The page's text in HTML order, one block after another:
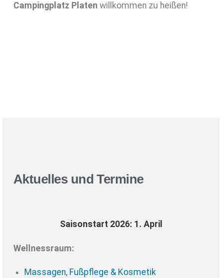
Campingplatz Platen willkommen zu heißen!
Aktuelles und Termine
Saisonstart 2026: 1. April
Wellnessraum:
Massagen, Fußpflege & Kosmetik